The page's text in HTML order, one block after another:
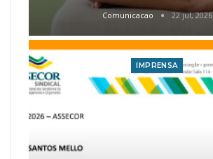
Comunicacao 22 jul, 2026
IMPRENSA